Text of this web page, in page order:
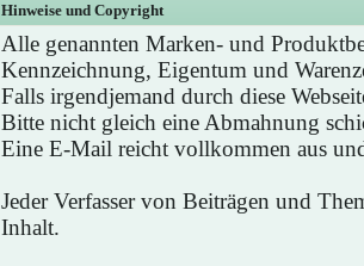
Hinweise und Copyright
Alle genannten Marken- und
Kennzeichnung, Eigentum und
Falls irgendjemand durch diese
Bitte nicht gleich eine Abmahnung
Eine E-Mail reicht vollkommen aus
Jeder Verfasser von Beiträgen und
Inhalt.